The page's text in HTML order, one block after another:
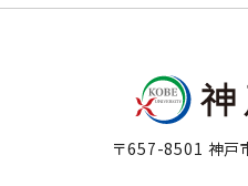
〒657-8501 神戸